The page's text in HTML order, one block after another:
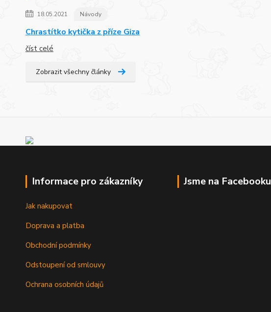
18.05.2021 Návody
Chrastítko kytička z příze Giza
číst celé
Zobrazit všechny články
Informace pro zákazníky
Jak nakupovat
Doprava a platba
Obchodní podmínky
Odstoupení od smlouvy
Ochrana osobních údajů
Jsme na Facebooku